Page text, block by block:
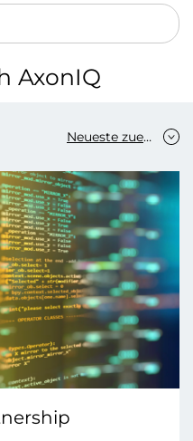
AxonIQ
Neueste zuerst